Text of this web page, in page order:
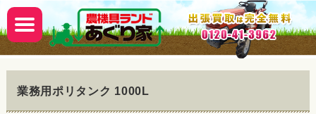
業務用ポリタンク 1000L